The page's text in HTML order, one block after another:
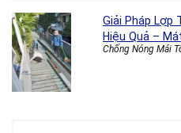
Giải Pháp Lợp
Hiệu Quả –
Chống Nóng Mái